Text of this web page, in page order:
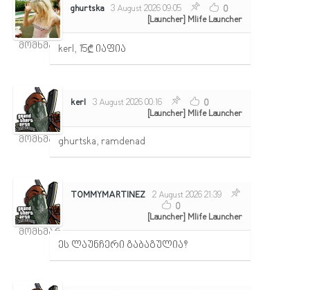
მომხმარებელი
ghurtska 3 August 2026 09:05 0
[Launcher] Mlife Launcher
kerl, 15₾ იაფია
მომხმარებელი
kerl 3 August 2026 00:16 0
[Launcher] Mlife Launcher
ghurtska, ramdenad
მომხმარებელი
TOMMYMARTINEZ
2 August 2026 21:39
0
[Launcher] Mlife Launcher
ეს ლაუნჩერი გაბაგულია?